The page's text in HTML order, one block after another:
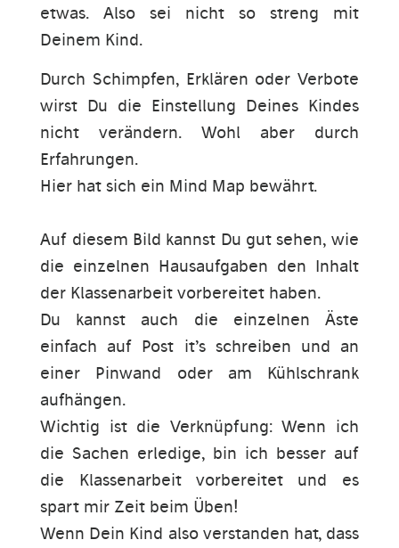
etwas. Also sei nicht so streng mit
Deinem Kind.
Durch Schimpfen, Erklären oder Verbote
wirst Du die Einstellung Deines Kindes
nicht verändern. Wohl aber durch
Erfahrungen.
Hier hat sich ein Mind Map bewährt.
Auf diesem Bild kannst Du gut sehen, wie
die einzelnen Hausaufgaben den Inhalt
der Klassenarbeit vorbereitet haben.
Du kannst auch die einzelnen Äste
einfach auf Post it’s schreiben und an
einer Pinwand oder am Kühlschrank
aufhängen.
Wichtig ist die Verknüpfung: Wenn ich
die Sachen erledige, bin ich besser auf
die Klassenarbeit vorbereitet und es
spart mir Zeit beim Üben!
Wenn Dein Kind also verstanden hat, dass